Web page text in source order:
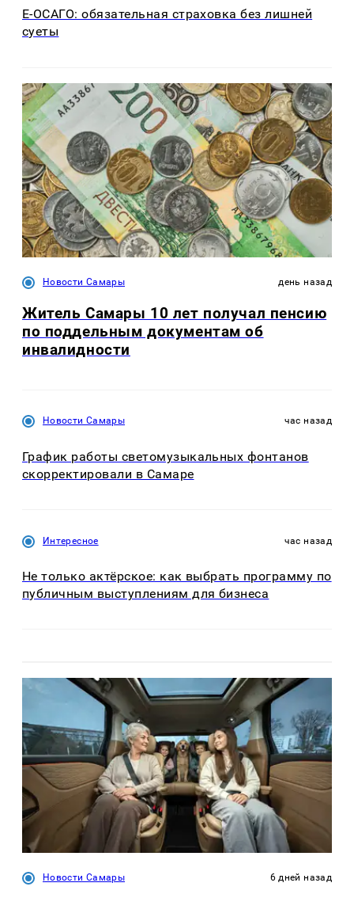
Е-ОСАГО: обязательная страховка без лишней
суеты
Новости Самары день назад
Житель Самары 10 лет получал пенсию
по поддельным документам об
инвалидности
Новости Самары час назад
График работы светомузыкальных фонтанов
скорректировали в Самаре
Интересное час назад
Не только актёрское: как выбрать программу по
публичным выступлениям для бизнеса
Новости Самары 6 дней назад